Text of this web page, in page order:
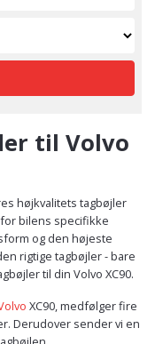
til Volvo
højkvalitets tagbøjler
bilens specifikke
og den højeste
rigtige tagbøjler - bare
til din Volvo XC90.
XC90, medfølger fire
Derudover sender vi en